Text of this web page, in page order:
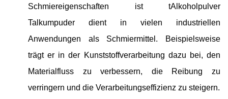
Schmiereigenschaften ist tAlkoholpulver
Talkumpuder dient in vielen industriellen
Anwendungen als Schmiermittel. Beispielsweise
trägt er in der Kunststoffverarbeitung dazu bei, den
Materialfluss zu verbessern, die Reibung zu
verringern und die Verarbeitungseffizienz zu steigern.